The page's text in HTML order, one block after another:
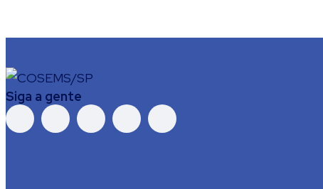
Siga a gente